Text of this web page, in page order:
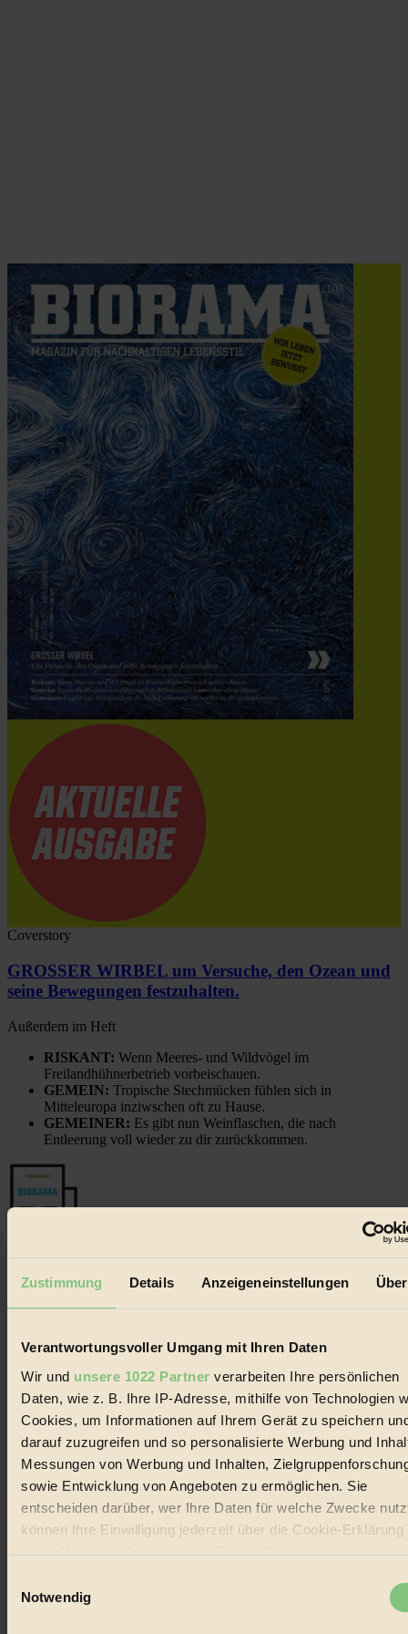
Zustimmung Details Anzeigeneinstellungen
Verantwortungsvoller Umgang mit Ihren Daten
Wir und unsere 1022 Partner verarbeiten Ihre persönlichen
Daten, wie z. B. Ihre IP-Adresse, mithilfe von Technologien
Cookies, um Informationen auf Ihrem Gerät zu speichern
darauf zuzugreifen und so personalisierte Werbung und
Messungen von Werbung und Inhalten,
sowie Entwicklung von Angeboten zu ermöglichen. Sie
entscheiden darüber, wer Ihre Daten für welche Zwecke
können Ihre Einwilligung jederzeit über die Cookie-Erklärung
durch Klicken auf das Privacy Trigger Symbol ändern oder
Notwendig
Coverstory
GROSSER WIRBEL um Versuche, den Ozean und
seine Bewegungen festzuhalten.
Außerdem im Heft
RISKANT: Wenn Meeres- und Wildvögel im
Freilandhühnerbetrieb vorbeischauen.
GEMEIN: Tropische Stechmücken fühlen sich in
Mitteleuropa inziwschen oft zu Hause.
GEMEINER: Es gibt nun Weinflaschen, die nach
Entleerung voll wieder zu dir zurückkommen.
Erhalte in regelmäßigen Abständen die aktuellsten Artikel,
Gewinnspiele & Ausgaben übersichtlich aufbereitet vom
BIORAMA-Magazin per E-Mail.
© 2026 Biorama GmbH
Impressum & Disclaimer
Mediadaten
Biorama steht für einen nachhaltigen Lebensstil und bewussten
Lebenswandel. Es ist eine moderne Plattform für Ideen, Menschen